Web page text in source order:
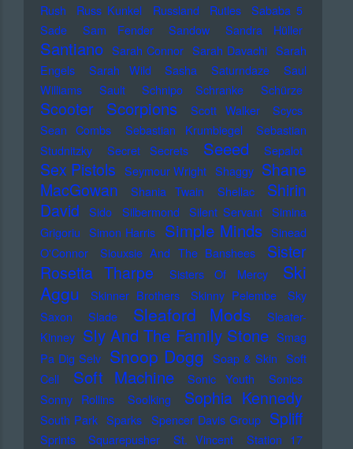
Rush
Russ Kunkel Russland Rutles
Sababa 5
Sade
Sam Fender Sandow Sandra Hüller
Santiano Sarah Connor Sarah Davachi Sarah
Engels
Sarah Wild Sasha Saturndaze
Saul
Williams
Sault Schnipo Schranke Schürze
Scooter Scorpions Scott Walker
Scycs
Sean Combs
Sebastian Krumbiegel
Sebastian
Studnitzky
Secret Secrets Seeed Sepalot
Sex Pistols Seymour Wright Shaggy Shane
MacGowan
Shania Twain Shellac
Shirin
David
Sido Silbermond Silent Servant Simina
Grigoriu Simon Harris Simple Minds Sinead
O'Connor
Siouxsie And The Banshees
Sister
Rosetta Tharpe
Sisters Of Mercy
Ski
Aggu
Skinner Brothers Skinny Pelembe
Sky
Saxon
Slade Sleaford Mods
Sleater-
Kinney Sly And The Family Stone Smag
Pa Dig Selv Snoop Dogg Soap & Skin Soft
Cell
Soft Machine Sonic Youth
Sonics
Sonny Rollins
Soolking Sophia Kennedy
South Park Sparks Spencer Davis Group Spliff
Sprints Squarepusher St. Vincent
Station 17